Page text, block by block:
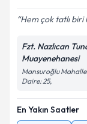
Hem çok tatlı biri
Fzt. Nazlıcan
Muayenehanesi
Mansuroğlu
Daire: 25,
En Yakın Saatler